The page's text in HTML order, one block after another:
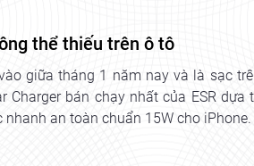
thể thiếu trên ô tô
giữa tháng 1 năm nay và là sạc
bán chạy nhất của ESR dựa
an toàn chuẩn 15W cho iPhone.